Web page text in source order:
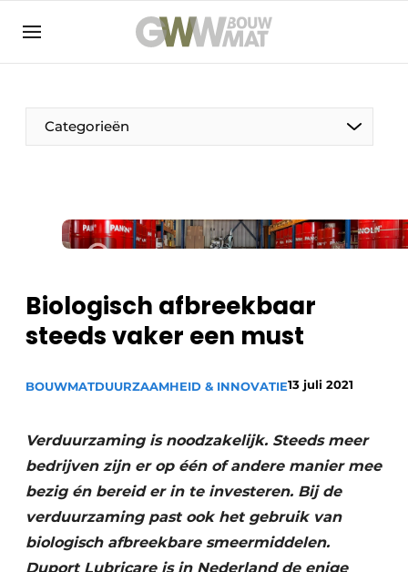
NL EN
Categorieën
De Pen
Biologisch afbreekbaar
steeds vaker een must
BOUWMATDUURZAAMHEID & INNOVATIE13 juli 2021
Verduurzaming is noodzakelijk. Steeds meer
bedrijven zijn er op één of andere manier mee
bezig én bereid er in te investeren. Bij de
verduurzaming past ook het gebruik van
biologisch afbreekbare smeermiddelen.
Duport Lubricare is in Nederland de enige